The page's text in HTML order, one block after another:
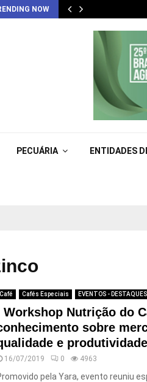
NOW
PECUÁRIA ENTIDADES
Café Cafés Especiais EVENTOS - DESTAQUES
Workshop Nutrição do
sobre
e
16/07/2019 0 4963
pela Yara, evento reuniu